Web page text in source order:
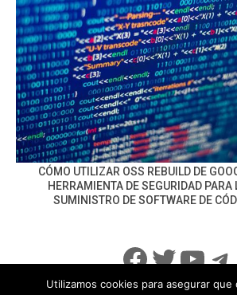
CÓMO UTILIZAR OSS REBUILD DE
HERRAMIENTA DE SEGURIDAD PARA
SUMINISTRO DE SOFTWARE DE
Utilizamos cookies para asegurar que